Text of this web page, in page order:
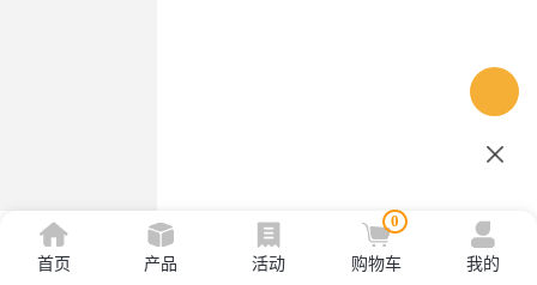
首页 产品 活动
0
购物车 我的